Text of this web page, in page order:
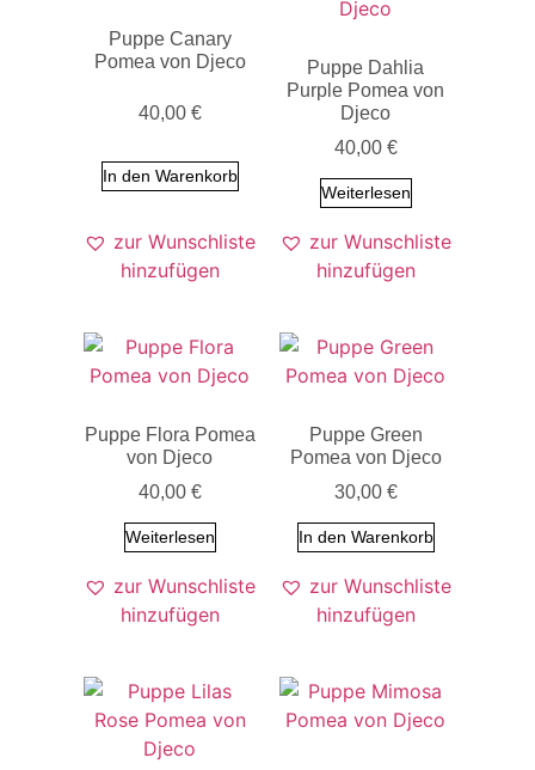
Puppe Canary
Pomea von Djeco
40,00 €
In den Warenkorb
zur Wunschliste
hinzufügen
Puppe Dahlia
Purple Pomea von
Djeco
40,00 €
Weiterlesen
zur Wunschliste
hinzufügen
Puppe Flora Pomea
von Djeco
40,00 €
Weiterlesen
zur Wunschliste
hinzufügen
Puppe Green
Pomea von Djeco
30,00 €
In den Warenkorb
zur Wunschliste
hinzufügen